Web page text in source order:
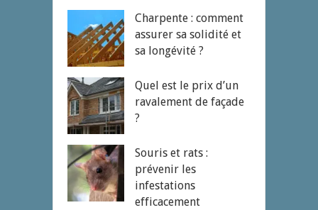
Charpente : comment
assurer sa solidité et
sa longévité ?
Quel est le prix d’un
ravalement de façade
?
Souris et rats :
prévenir les
infestations
efficacement